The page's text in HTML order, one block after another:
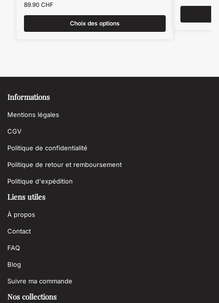
89.90 CHF
Choix des options
Informations
Mentions légales
CGV
Politique de confidentialité
Politique de retour et remboursement
Politique d'expédition
Liens utiles
À propos
Contact
FAQ
Blog
Suivre ma commande
Nos collections